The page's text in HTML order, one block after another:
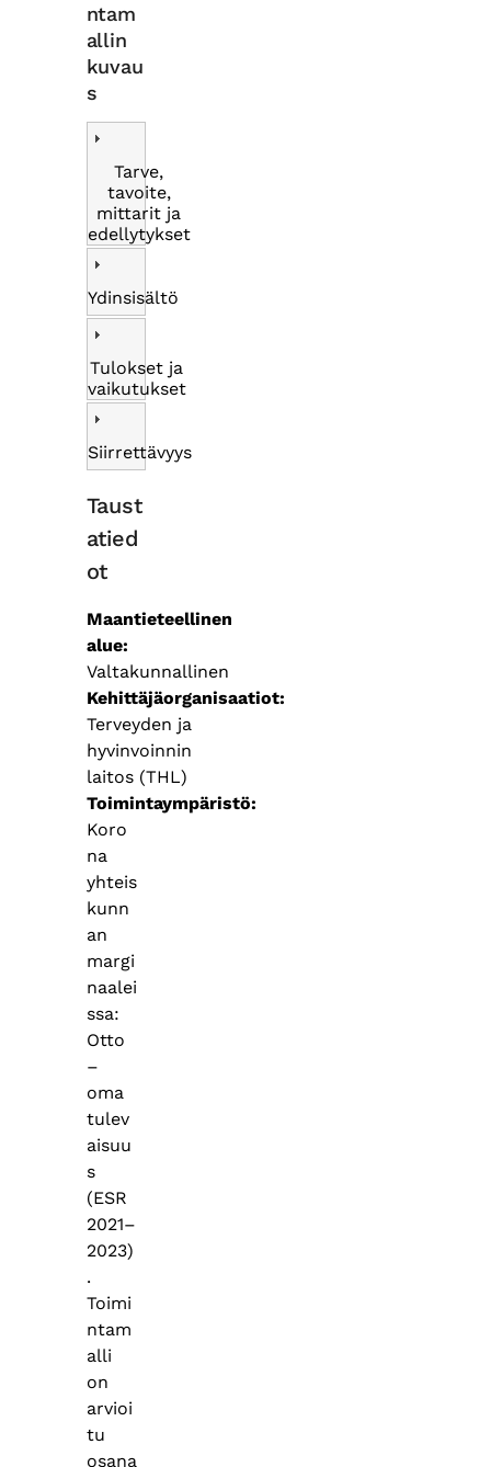
ntam
allin
kuvau
s
Tarve,
tavoite,
mittarit ja
edellytykset
Ydinsisältö
Tulokset ja
vaikutukset
Siirrettävyys
Taust
atied
ot
Maantieteellinen
alue
Valtakunnallinen
Kehittäjäorganisaatiot
Terveyden ja
hyvinvoinnin
laitos (THL)
Toimintaympäristö
Koro
na
yhteis
kunn
an
margi
naalei
ssa:
Otto
–
oma
tulev
aisuu
s
(ESR
2021–
2023)
.
Toimi
ntam
alli
on
arvioi
tu
osana